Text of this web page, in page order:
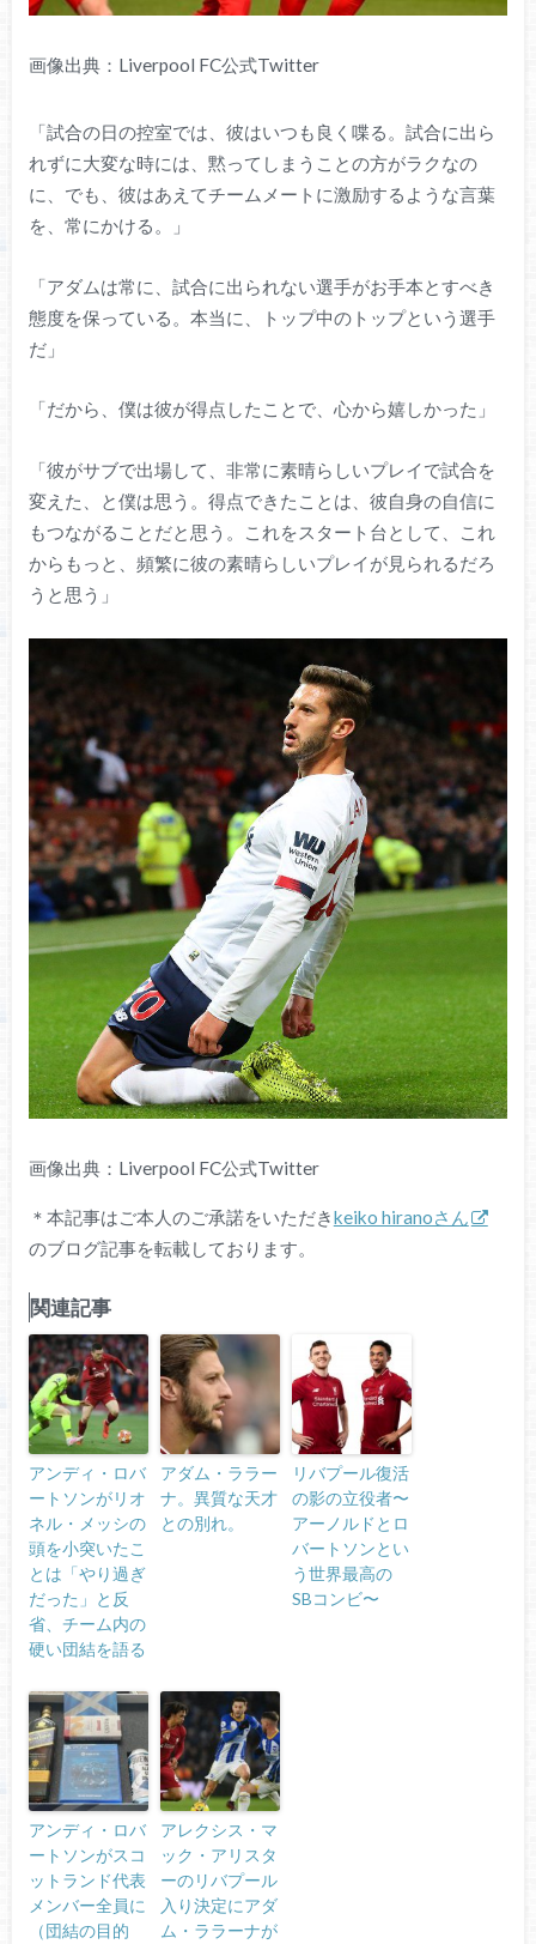
画像出典：Liverpool FC公式Twitter
「試合の日の控室では、彼はいつも良く喋る。試合に出ら
れずに大変な時には、黙ってしまうことの方がラクなの
に、でも、彼はあえてチームメートに激励するような言葉
を、常にかける。」
「アダムは常に、試合に出られない選手がお手本とすべき
態度を保っている。本当に、トップ中のトップという選手
だ」
「だから、僕は彼が得点したことで、心から嬉しかった」
「彼がサブで出場して、非常に素晴らしいプレイで試合を
変えた、と僕は思う。得点できたことは、彼自身の自信に
もつながることだと思う。これをスタート台として、これ
からもっと、頻繁に彼の素晴らしいプレイが見られるだろ
うと思う」
画像出典：Liverpool FC公式Twitter
＊本記事はご本人のご承諾をいただきkeiko hiranoさん
のブログ記事を転載しております。
関連記事
アンディ・ロバ
ートソンがリオ
ネル・メッシの
頭を小突いたこ
とは「やり過ぎ
だった」と反
省、チーム内の
硬い団結を語る
アダム・ララー
ナ。異質な天才
との別れ。
リバプール復活
の影の立役者〜
アーノルドとロ
バートソンとい
う世界最高の
SBコンビ〜
アンディ・ロバ
ートソンがスコ
ットランド代表
メンバー全員に
（団結の目的
アレクシス・マ
ック・アリスタ
ーのリバプール
入り決定にアダ
ム・ララーナが